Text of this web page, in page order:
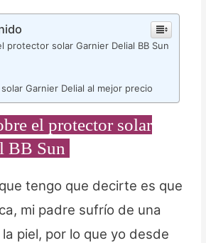
protector solar Garnier Delial BB Sun
Garnier Delial al mejor precio
el protector solar
BB Sun
tengo que decirte es que
mi padre sufrío de una
piel, por lo que yo desde